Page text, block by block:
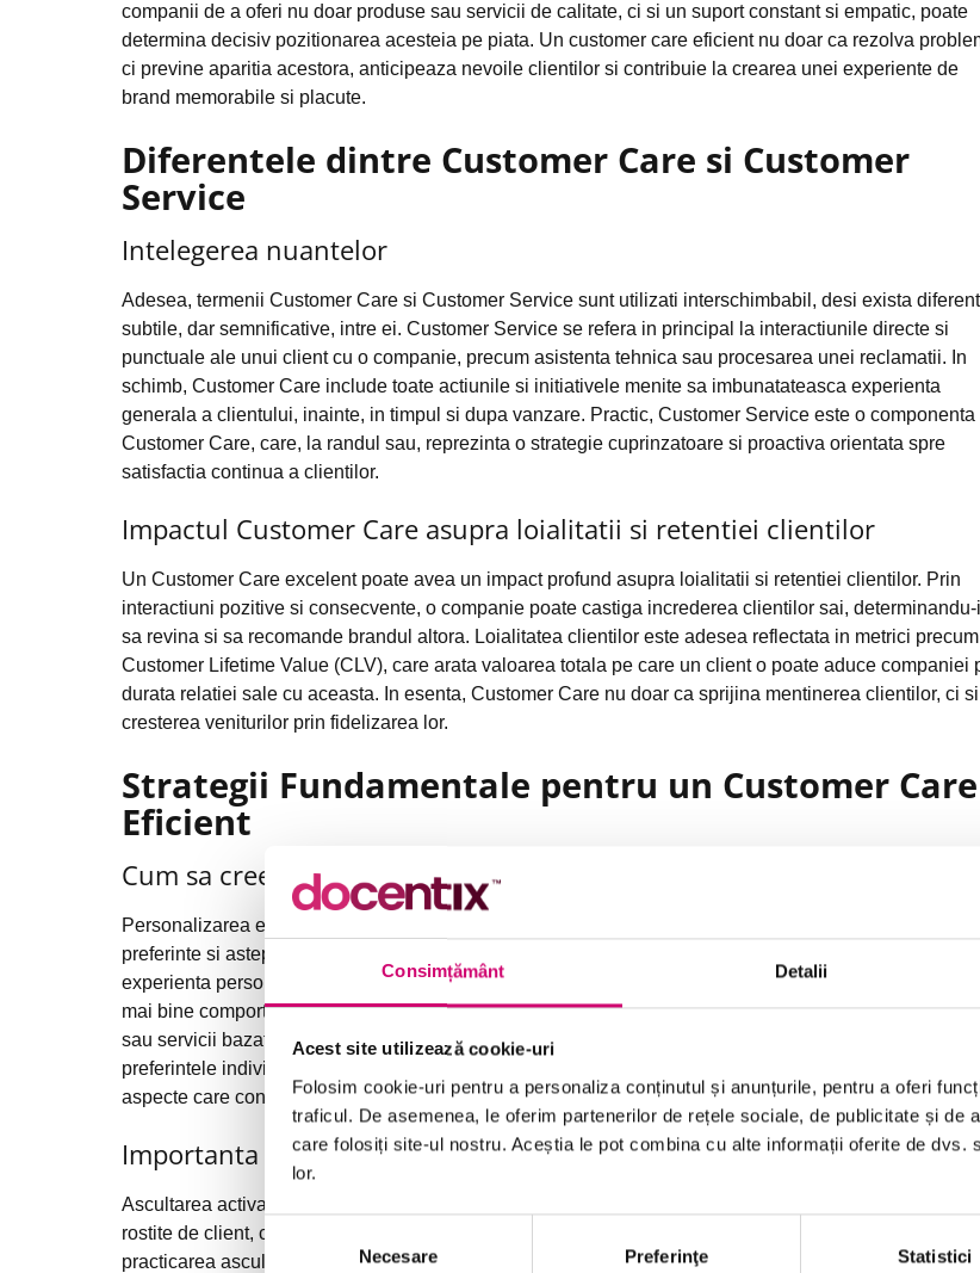
Consimțământ Detalii
Acest site utilizează cookie-uri
Folosim cookie-uri pentru a personaliza conținutul și anunțurile, pentru a oferi
traficul. De asemenea, le oferim partenerilor de rețele sociale, de publicitate și de
care folosiți site-ul nostru. Aceștia le pot combina cu alte informații oferite de
lor.
Selecția
consimțământului
Necesare Preferinţe Statistici
companii de a oferi nu doar produse sau servicii de calitate, ci si un suport constant si empatic, poate
determina decisiv pozitionarea acesteia pe piata. Un customer care eficient nu doar ca rezolva
ci previne aparitia acestora, anticipeaza nevoile clientilor si contribuie la crearea unei experiente de
brand memorabile si placute.
Diferentele dintre Customer Care si Customer
Service
Intelegerea nuantelor
Adesea, termenii Customer Care si Customer Service sunt utilizati interschimbabil, desi exista
subtile, dar semnificative, intre ei. Customer Service se refera in principal la interactiunile directe si
punctuale ale unui client cu o companie, precum asistenta tehnica sau procesarea unei reclamatii. In
schimb, Customer Care include toate actiunile si initiativele menite sa imbunatateasca experienta
generala a clientului, inainte, in timpul si dupa vanzare. Practic, Customer Service este o componenta
Customer Care, care, la randul sau, reprezinta o strategie cuprinzatoare si proactiva orientata spre
satisfactia continua a clientilor.
Impactul Customer Care asupra loialitatii si retentiei clientilor
Un Customer Care excelent poate avea un impact profund asupra loialitatii si retentiei clientilor. Prin
interactiuni pozitive si consecvente, o companie poate castiga increderea clientilor sai, determinandu-i
sa revina si sa recomande brandul altora. Loialitatea clientilor este adesea reflectata in metrici precum
Customer Lifetime Value (CLV), care arata valoarea totala pe care un client o poate aduce companiei
durata relatiei sale cu aceasta. In esenta, Customer Care nu doar ca sprijina mentinerea clientilor, ci si
cresterea veniturilor prin fidelizarea lor.
Strategii Fundamentale pentru un Customer Care
Eficient
Cum sa creezi o experienta personalizata pentru fiecare client
Personalizarea este cheia unui Customer Care eficient. Fiecare client este unic, cu propriile nevoi,
preferinte si asteptari. De aceea, abordarea generalizata nu mai este suficienta. Pentru a crea o
experienta personalizata, companiile trebuie sa utilizeze datele colectate despre clienti pentru a
mai bine comportamentele si preferintele acestora. Aceasta poate insemna recomandarea unor
sau servicii bazate pe istoricul achizitiilor sau adaptarea tonului si metodei de comunicare in functie de
preferintele individuale. Personalizarea experientei creeaza un sentiment de unicitate si apreciere,
aspecte care contribuie la consolidarea loialitatii clientului.
Importanta ascultarii active in interactiunile cu clientii
Ascultarea activa este esentiala in relatiile cu clientii. Acest concept implica nu doar auzirea cuvintelor
rostite de client, ci si intelegerea profunda a sentimentelor, preocuparilor si nevoilor acestuia. Prin
practicarea ascultarii active, reprezentantii Customer Care pot identifica mai rapid solutiile adecvate si